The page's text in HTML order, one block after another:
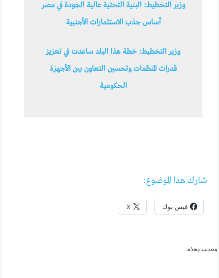
وزير التخطيط: البنية التحتية عالية الجودة في مصر
أساس جذب الاستثمارات الأجنبية
وزير التخطيط: خطة هذا البلد ساعدت في تعزيز
قدرات المنظمات وتحسين التعاون بين الأجهزة
الحكومية
شارك هذا الموضوع:
فيس بوك X
معجب بهذه: